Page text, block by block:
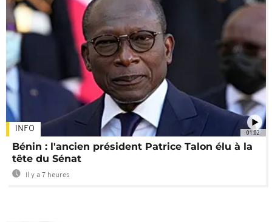
01:02
INFO
Bénin : l'ancien président Patrice Talon élu à la
tête du Sénat
Il y a 7 heures